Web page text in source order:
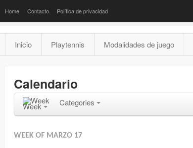
Home Contacto Política de privacidad
Inicio Playtennis Modalidades de juego
Calendario
Week Categories
WEEK OF MARZO 17